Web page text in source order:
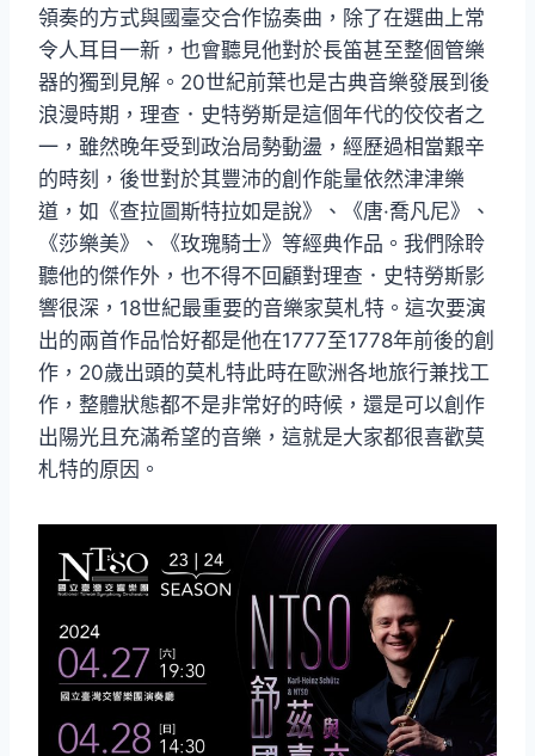
領奏的方式與國臺交合作協奏曲，除了在選曲上常
令人耳目一新，也會聽見他對於長笛甚至整個管樂
器的獨到見解。20世紀前葉也是古典音樂發展到後
浪漫時期，理查．史特勞斯是這個年代的佼佼者之
一，雖然晚年受到政治局勢動盪，經歷過相當艱辛
的時刻，後世對於其豐沛的創作能量依然津津樂
道，如《查拉圖斯特拉如是說》、《唐·喬凡尼》、
《莎樂美》、《玫瑰騎士》等經典作品。我們除聆
聽他的傑作外，也不得不回顧對理查．史特勞斯影
響很深，18世紀最重要的音樂家莫札特。這次要演
出的兩首作品恰好都是他在1777至1778年前後的創
作，20歲出頭的莫札特此時在歐洲各地旅行兼找工
作，整體狀態都不是非常好的時候，還是可以創作
出陽光且充滿希望的音樂，這就是大家都很喜歡莫
札特的原因。